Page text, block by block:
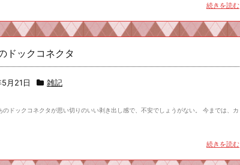
続きを読む
ドックコネクタ
月21日 雑記
のドックコネクタが思い切りのいい剥き出し感で、不安でしょうがない。 今までは、カ
続きを読む